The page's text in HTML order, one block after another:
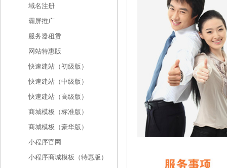
域名注册
霸屏推广
服务器租赁
网站特惠版
快速建站（初级版）
快速建站（中级版）
快速建站（高级版）
商城模板（标准版）
商城模板（豪华版）
小程序官网
小程序商城模板（特惠版）